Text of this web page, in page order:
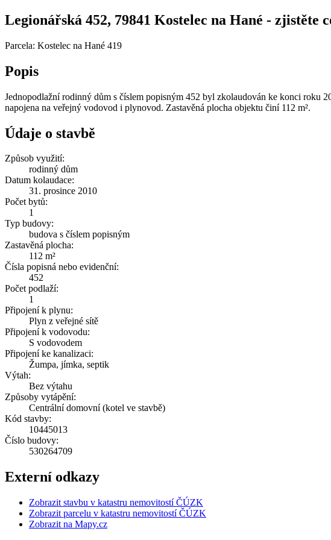
Legionářská 452, 79841 Kostelec na Hané - zjistěte
Parcela: Kostelec na Hané 419
Popis
Jednopodlažní rodinný dům s číslem popisným 452 byl zkolaudován ke konci roku
napojena na veřejný vodovod i plynovod. Zastavěná plocha objektu činí 112 m².
Údaje o stavbě
Způsob využití:
rodinný dům
Datum kolaudace:
31. prosince 2010
Počet bytů:
1
Typ budovy:
budova s číslem popisným
Zastavěná plocha:
112 m²
Čísla popisná nebo evidenční:
452
Počet podlaží:
1
Připojení k plynu:
Plyn z veřejné sítě
Připojení k vodovodu:
S vodovodem
Připojení ke kanalizaci:
Žumpa, jímka, septik
Výtah:
Bez výtahu
Způsoby vytápění:
Centrální domovní (kotel ve stavbě)
Kód stavby:
10445013
Číslo budovy:
530264709
Externí odkazy
Zobrazit stavbu v katastru nemovitostí ČÚZK
Zobrazit parcelu v katastru nemovitostí ČÚZK
Zobrazit na Mapy.cz